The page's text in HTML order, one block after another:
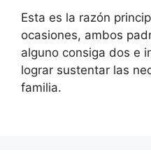
Esta es la razón
ocasiones, ambos
alguno consiga dos e
lograr sustentar las
familia.